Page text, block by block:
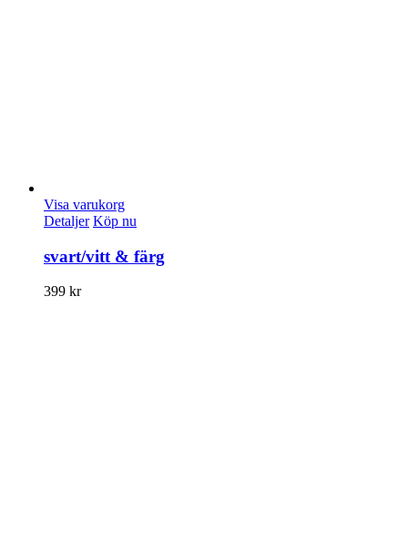
Visa varukorg
Detaljer Köp nu
svart/vitt & färg
399 kr